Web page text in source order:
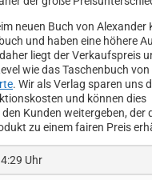
neuen Buch von Alexander
und haben eine höhere
liegt der Verkaufspreis
wie das Taschenbuch von
. Wir als Verlag sparen uns
und können dies
Kunden weitergeben, der
zu einem fairen Preis
Uhr